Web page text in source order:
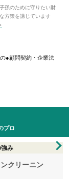
孫のために守りたい財
方策を講じています
●顧問契約・企業法
プロ
み
クリーニン